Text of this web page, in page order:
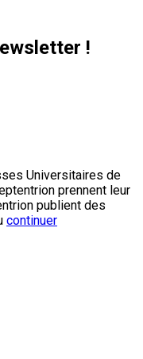
!
Universitaires de
prennent leur
publient des
continuer